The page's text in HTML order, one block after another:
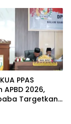
PPAS
2026,
Targetkan